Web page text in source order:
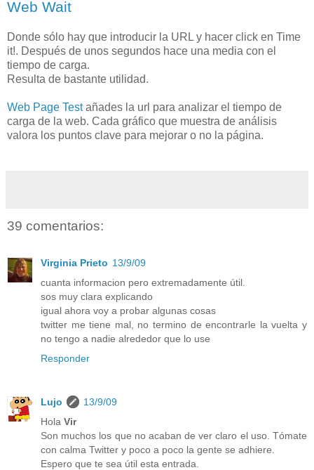
Web Wait
Donde sólo hay que introducir la URL y hacer click en Time
it!. Después de unos segundos hace una media con el
tiempo de carga.
Resulta de bastante utilidad.
Web Page Testañades la url para analizar el tiempo de
carga de la web. Cada gráfico que muestra de análisis
valora los puntos clave para mejorar o no la página.
39 comentarios:
Virginia Prieto 13/9/09
cuanta informacion pero extremadamente útil.
sos muy clara explicando
igual ahora voy a probar algunas cosas
twitter me tiene mal, no termino de encontrarle la vuelta y
no tengo a nadie alrededor que lo use
Responder
Lujo
13/9/09
Hola Vir
Son muchos los que no acaban de ver claro el uso. Tómate
con calma Twitter y poco a poco la gente se adhiere.
Espero que te sea útil esta entrada.